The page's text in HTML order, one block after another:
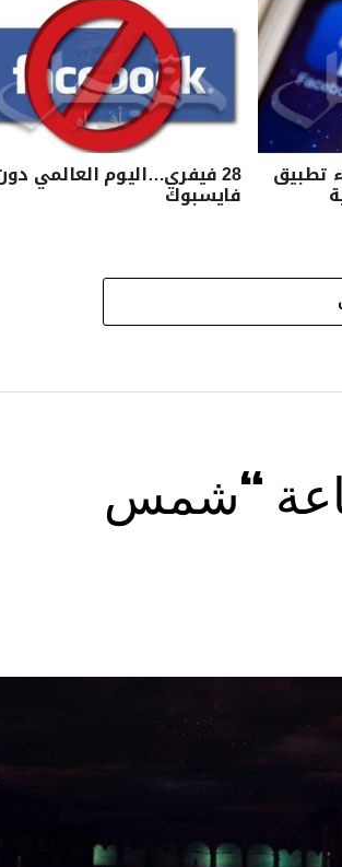
تطبيق 28 فيفري…اليوم العالمي
فايسبوك
“شمس